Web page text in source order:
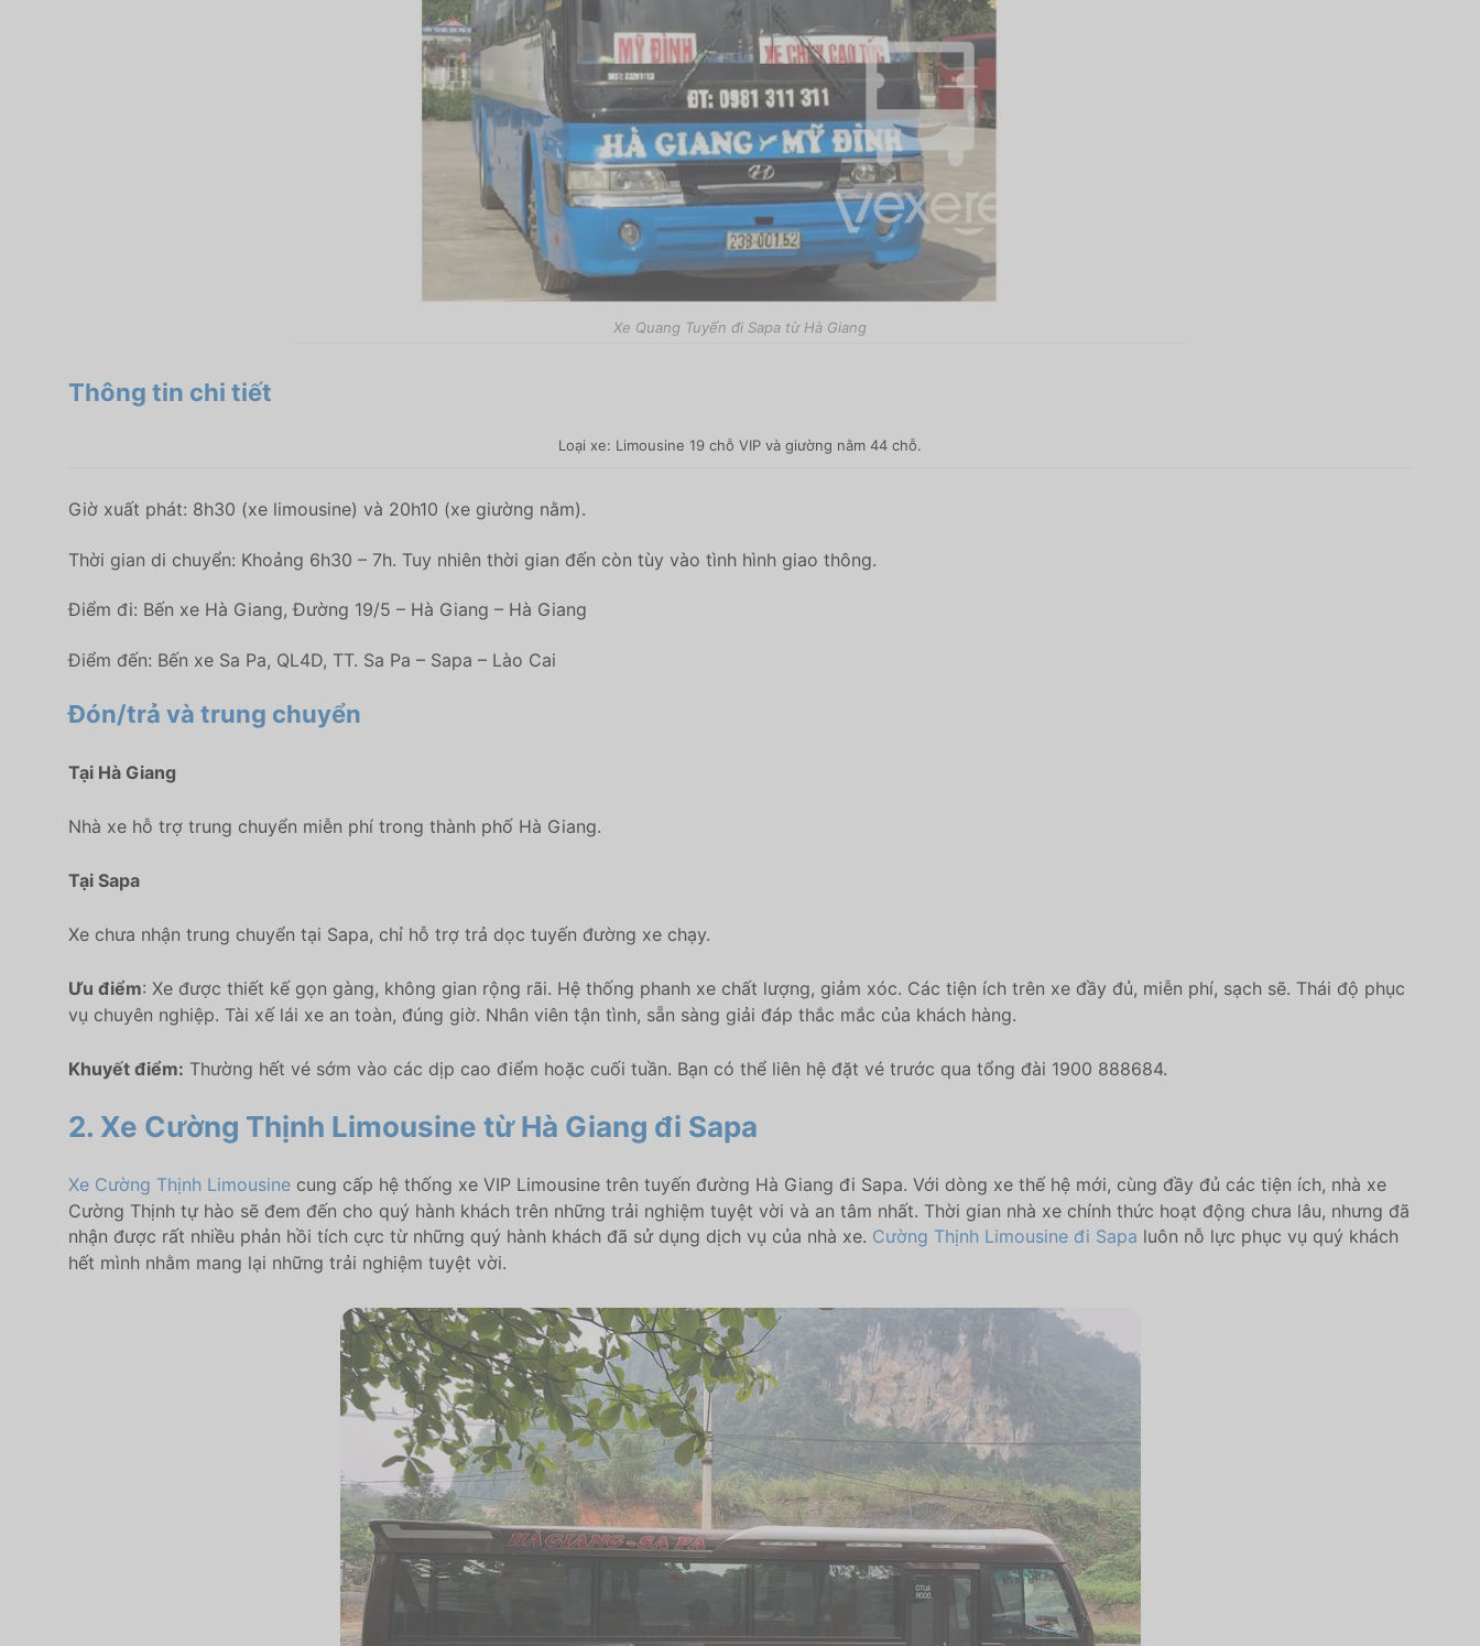
Xe Quang Tuyến đi Sapa từ Hà Giang
Thông tin chi tiết
Loại xe: Limousine 19 chỗ VIP và giường nằm 44 chỗ.
Giờ xuất phát: 8h30 (xe limousine) và 20h10 (xe giường nằm).
Thời gian di chuyển: Khoảng 6h30 – 7h. Tuy nhiên thời gian đến còn tùy vào tình hình giao thông.
Điểm đi: Bến xe Hà Giang, Đường 19/5 – Hà Giang – Hà Giang
Điểm đến: Bến xe Sa Pa, QL4D, TT. Sa Pa – Sapa – Lào Cai
Đón/trả và trung chuyển
Tại Hà Giang
Nhà xe hỗ trợ trung chuyển miễn phí trong thành phố Hà Giang.
Tại Sapa
Xe chưa nhận trung chuyển tại Sapa, chỉ hỗ trợ trả dọc tuyến đường xe chạy.
Ưu điểm: Xe được thiết kế gọn gàng, không gian rộng rãi. Hệ thống phanh xe chất lượng, giảm xóc. Các tiện ích trên xe đầy đủ, miễn phí, sạch sẽ. Thái độ phục
vụ chuyên nghiệp. Tài xế lái xe an toàn, đúng giờ. Nhân viên tận tình, sẵn sàng giải đáp thắc mắc của khách hàng.
Khuyết điểm: Thường hết vé sớm vào các dịp cao điểm hoặc cuối tuần. Bạn có thể liên hệ đặt vé trước qua tổng đài 1900 888684.
2. Xe Cường Thịnh Limousine từ Hà Giang đi Sapa
Xe Cường Thịnh Limousine cung cấp hệ thống xe VIP Limousine trên tuyến đường Hà Giang đi Sapa. Với dòng xe thế hệ mới, cùng đầy đủ các tiện ích, nhà xe
Cường Thịnh tự hào sẽ đem đến cho quý hành khách trên những trải nghiệm tuyệt vời và an tâm nhất. Thời gian nhà xe chính thức hoạt động chưa lâu, nhưng đã
nhận được rất nhiều phản hồi tích cực từ những quý hành khách đã sử dụng dịch vụ của nhà xe. Cường Thịnh Limousine đi Sapa luôn nỗ lực phục vụ quý khách
hết mình nhằm mang lại những trải nghiệm tuyệt vời.